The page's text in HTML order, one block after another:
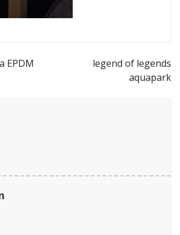
EPDM
legend of legends
aquapark